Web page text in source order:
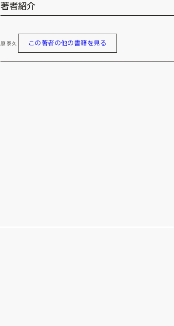
著者紹介
原 泰久 この著者の他の書籍を見る